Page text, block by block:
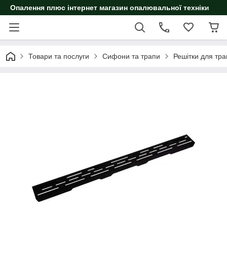
Опалення плюс інтернет магазин опалювальної техніки
Товари та послуги Сифони та трапи Решітки для